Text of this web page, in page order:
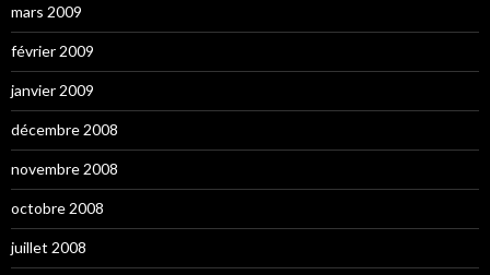
mars 2009
février 2009
janvier 2009
décembre 2008
novembre 2008
octobre 2008
juillet 2008